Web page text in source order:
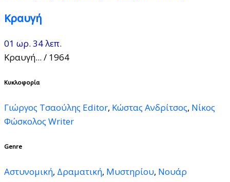
Κραυγή
01 ωρ. 34 λεπ.
Κραυγή... / 1964
Κυκλοφορία
Γιώργος Τσαούλης Editor, Κώστας Ανδρίτσος, Νίκος
Φώσκολος Writer
Genre
Αστυνομική, Δραματική, Μυστηρίου, Νουάρ